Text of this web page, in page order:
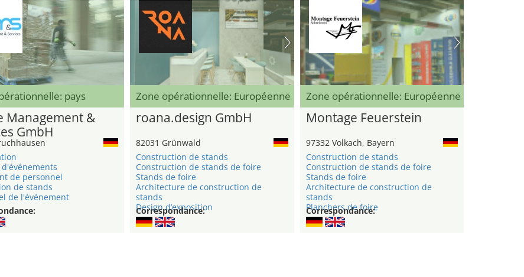
pays
Management &
GmbH
d'événements
de personnel
de stands
de l'événement
Zone opérationnelle: Européenne
roana.design GmbH
82031 Grünwald
Construction de stands
Construction de stands de foire
Stands de foire
Architecture de construction de
stands
Design d’exposition
Correspondance:
Zone opérationnelle: Européenne
Montage Feuerstein
97332 Volkach, Bayern
Construction de stands
Construction de stands de foire
Stands de foire
Architecture de construction de
stands
Planchers de foire
Correspondance: